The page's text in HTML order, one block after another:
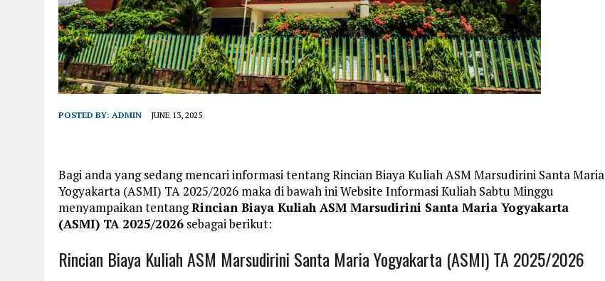
POSTED BY: ADMIN JUNE 13, 2025
Bagi anda yang sedang mencari informasi tentang Rincian Biaya Kuliah ASM Marsudirini Santa Maria
Yogyakarta (ASMI) TA 2025/2026 maka di bawah ini Website Informasi Kuliah Sabtu Minggu
menyampaikan tentangRincian Biaya Kuliah ASM Marsudirini Santa Maria Yogyakarta
(ASMI) TA 2025/2026 sebagai berikut:
Rincian Biaya Kuliah ASM Marsudirini Santa Maria Yogyakarta (ASMI) TA 2025/2026